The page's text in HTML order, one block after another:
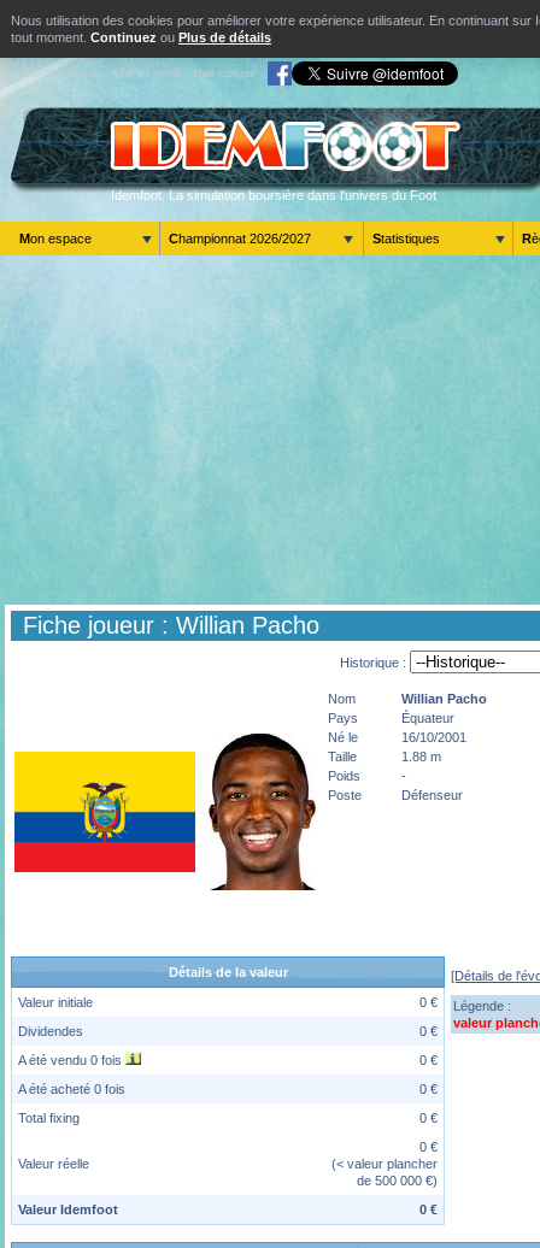
Nous utilisation des cookies pour améliorer votre expérience utilisateur. En continuant
tout moment. Continuez ou Plus de détails
Aller au contenu Aller au menu Mon compte
Idemfoot. La simulation boursière dans l'univers du Foot
Mon espace Championnat 2026/2027 Statistiques
Fiche joueur : Willian Pacho
Historique :
Nom Willian Pacho
Pays
Équateur
Né le
16/10/2001
Taille
1.88 m
Poids
-
Poste
Défenseur
Détails de la valeur
Valeur initiale
0 €
Dividendes
0 €
A été vendu 0 fois
0 €
A été acheté 0 fois
0 €
Total fixing
0 €
Valeur réelle
0 €
(< valeur plancher
de 500 000 €)
Valeur Idemfoot
0 €
[Détails de
Légende :
valeur